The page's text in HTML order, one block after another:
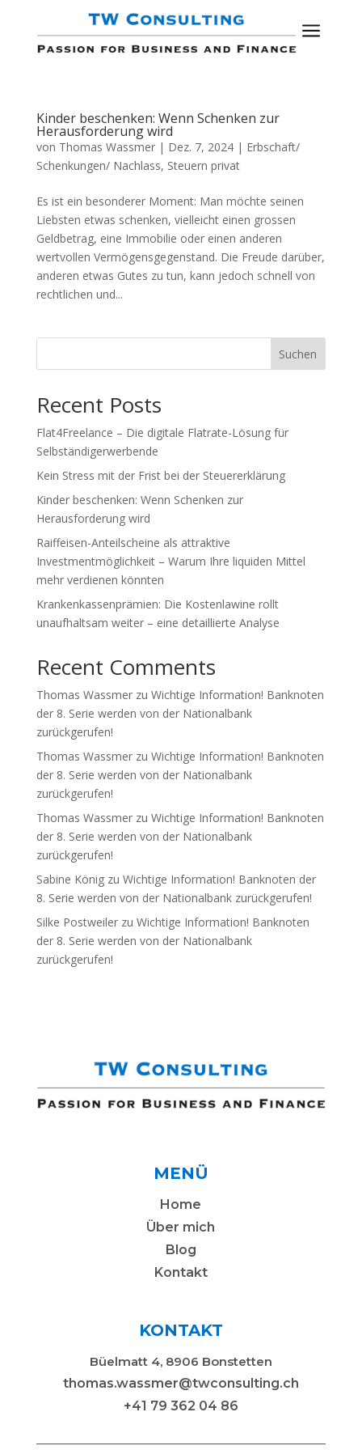
a
Kinder beschenken: Wenn Schenken zur
Herausforderung wird
von Thomas Wassmer| Dez. 7, 2024| Erbschaft/
Schenkungen/ Nachlass, Steuern privat
Es ist ein besonderer Moment: Man möchte seinen
Liebsten etwas schenken, vielleicht einen grossen
Geldbetrag, eine Immobilie oder einen anderen
wertvollen Vermögensgegenstand. Die Freude darüber,
anderen etwas Gutes zu tun, kann jedoch schnell von
rechtlichen und...
Suchen
Recent Posts
Flat4Freelance – Die digitale Flatrate-Lösung für
Selbständigerwerbende
Kein Stress mit der Frist bei der Steuererklärung
Kinder beschenken: Wenn Schenken zur
Herausforderung wird
Raiffeisen-Anteilscheine als attraktive
Investmentmöglichkeit – Warum Ihre liquiden Mittel
mehr verdienen könnten
Krankenkassenprämien: Die Kostenlawine rollt
unaufhaltsam weiter – eine detaillierte Analyse
Recent Comments
Thomas Wassmerzu Wichtige Information! Banknoten
der 8. Serie werden von der Nationalbank
zurückgerufen!
Thomas Wassmerzu Wichtige Information! Banknoten
der 8. Serie werden von der Nationalbank
zurückgerufen!
Thomas Wassmerzu Wichtige Information! Banknoten
der 8. Serie werden von der Nationalbank
zurückgerufen!
Sabine Königzu Wichtige Information! Banknoten der
8. Serie werden von der Nationalbank zurückgerufen!
Silke Postweilerzu Wichtige Information! Banknoten
der 8. Serie werden von der Nationalbank
zurückgerufen!
MENÜ
Home
Über mich
Blog
Kontakt
KONTAKT
Büelmatt 4, 8906 Bonstetten
thomas.wassmer@twconsulting.ch
+41 79 362 04 86